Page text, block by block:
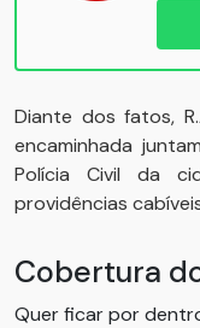
Diante dos fatos,
encaminhada
Polícia Civil da
providências
Cobertura
Quer ficar por